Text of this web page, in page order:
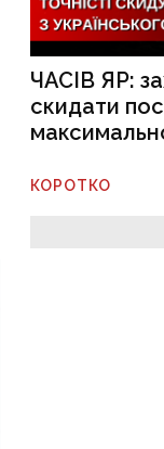
ЧАСІВ ЯР:
скидати
КОРОТКО